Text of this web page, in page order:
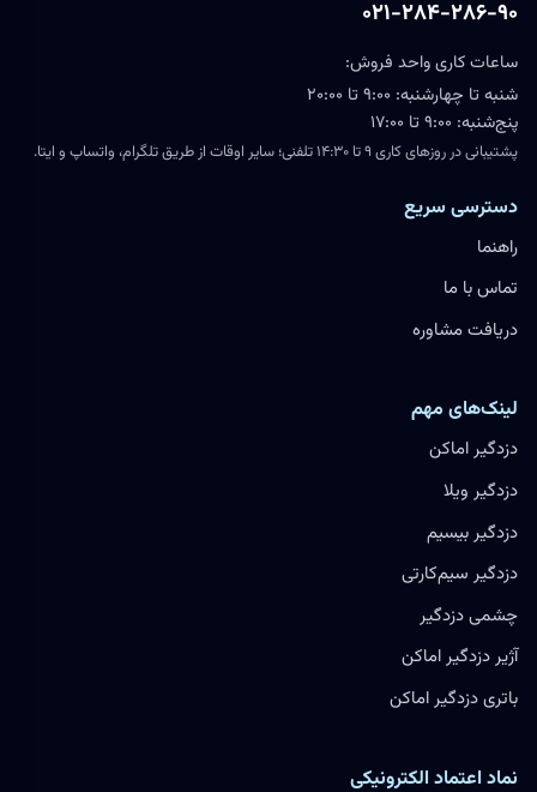
۰۲۱-۲۸۴-۲۸۶-۹۰
ساعات کاری واحد فروش:
شنبه تا چهارشنبه: ۹:۰۰ تا ۲۰:۰۰
پنج‌شنبه: ۹:۰۰ تا ۱۷:۰۰
پشتیبانی در روزهای کاری ۹ تا ۱۴:۳۰ تلفنی؛ سایر اوقات از طریق تلگرام، واتساپ و ایتا.
دسترسی سریع
راهنما
تماس با ما
دریافت مشاوره
لینک‌های مهم
دزدگیر اماکن
دزدگیر ویلا
دزدگیر بیسیم
دزدگیر سیم‌کارتی
چشمی دزدگیر
آژیر دزدگیر اماکن
باتری دزدگیر اماکن
نماد اعتماد الکترونیکی